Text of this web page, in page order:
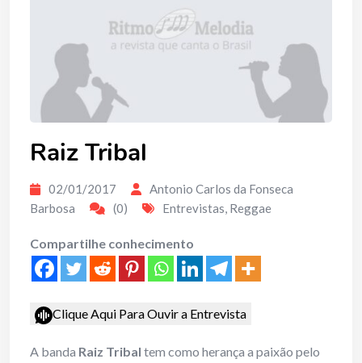
Raiz Tribal
02/01/2017
Antonio Carlos da Fonseca
Barbosa
(0) Entrevistas, Reggae
Compartilhe conhecimento
Clique Aqui Para Ouvir a Entrevista
A banda Raiz Tribal tem como herança a paixão pelo